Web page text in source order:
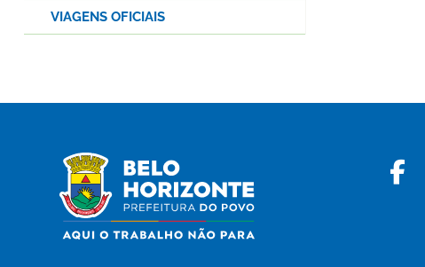
VIAGENS OFICIAIS